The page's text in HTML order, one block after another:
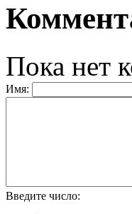
Пока нет
Имя:
Введите число: